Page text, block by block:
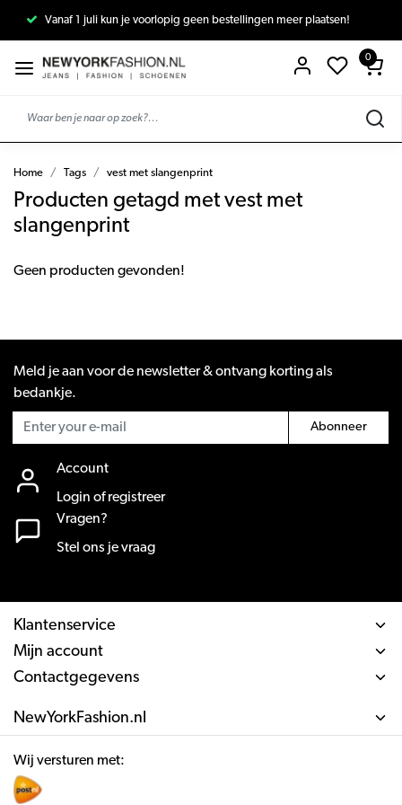
Vanaf 1 juli kun je voorlopig geen bestellingen meer plaatsen!
0
Home Tags vest met slangenprint
Producten getagd met vest met
slangenprint
Geen producten gevonden!
Meld je aan voor de newsletter & ontvang korting als
bedankje.
Abonneer
Account
Login of registreer
Vragen?
Stel ons je vraag
Klantenservice
Mijn account
Contactgegevens
NewYorkFashion.nl
Wij versturen met: